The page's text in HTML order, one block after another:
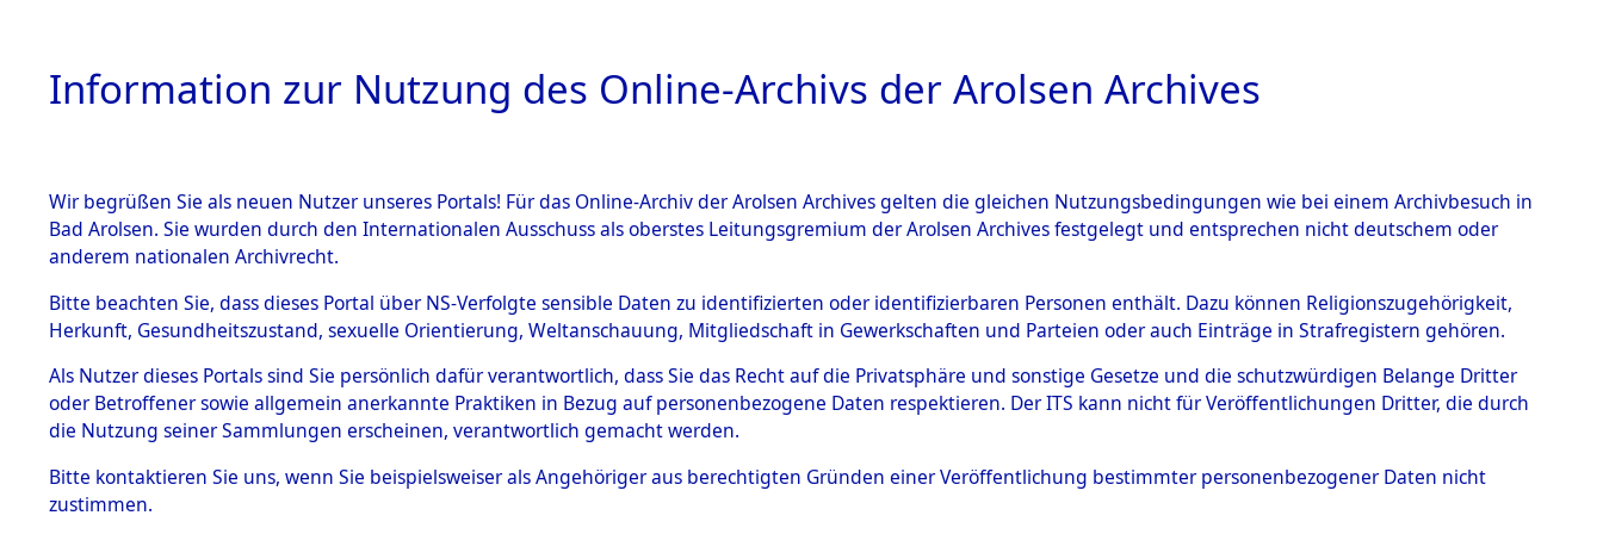
HOME BESTANDSBESCHREIBUNG ARCHIVALE ÜBERSICHT BILD
BESTÄNDE
Inhaftierungsdoku
mente
5. Verschiedenes
Todesmärsche
5.3.1 Alliierte
Ermittlungen zu den Orten Sünzhausen - Unsleben→0003
(84601739)→0001 (84601740)
0001 (84601740)
Information zur Nutzung des Online-Archivs der Arolsen Archives
Wir begrüßen Sie als neuen Nutzer unseres Portals! Für das Online-Archiv der Arolsen Archives gelten die gleichen Nutzungsbedingungen wie bei einem Archivbesuch in
Bad Arolsen. Sie wurden durch den Internationalen Ausschuss als oberstes Leitungsgremium der Arolsen Archives festgelegt und entsprechen nicht deutschem oder
anderem nationalen Archivrecht.
Bitte beachten Sie, dass dieses Portal über NS-Verfolgte sensible Daten zu identifizierten oder identifizierbaren Personen enthält. Dazu können Religionszugehörigkeit,
Herkunft, Gesundheitszustand, sexuelle Orientierung, Weltanschauung, Mitgliedschaft in Gewerkschaften und Parteien oder auch Einträge in Strafregistern gehören.
Als Nutzer dieses Portals sind Sie persönlich dafür verantwortlich, dass Sie das Recht auf die Privatsphäre und sonstige Gesetze und die schutzwürdigen Belange Dritter
oder Betroffener sowie allgemein anerkannte Praktiken in Bezug auf personenbezogene Daten respektieren. Der ITS kann nicht für Veröffentlichungen Dritter, die durch
die Nutzung seiner Sammlungen erscheinen, verantwortlich gemacht werden.
Bitte kontaktieren Sie uns, wenn Sie beispielsweiser als Angehöriger aus berechtigten Gründen einer Veröffentlichung bestimmter personenbezogener Daten nicht
zustimmen.